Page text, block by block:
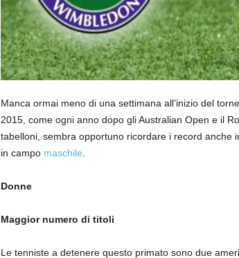
Manca ormai meno di una settimana all’inizio del
2015, come ogni anno dopo gli Australian Open e il
tabelloni, sembra opportuno ricordare i record anche
in campo maschile
Donne
Maggior numero di titoli
Le tenniste a detenere questo primato sono due